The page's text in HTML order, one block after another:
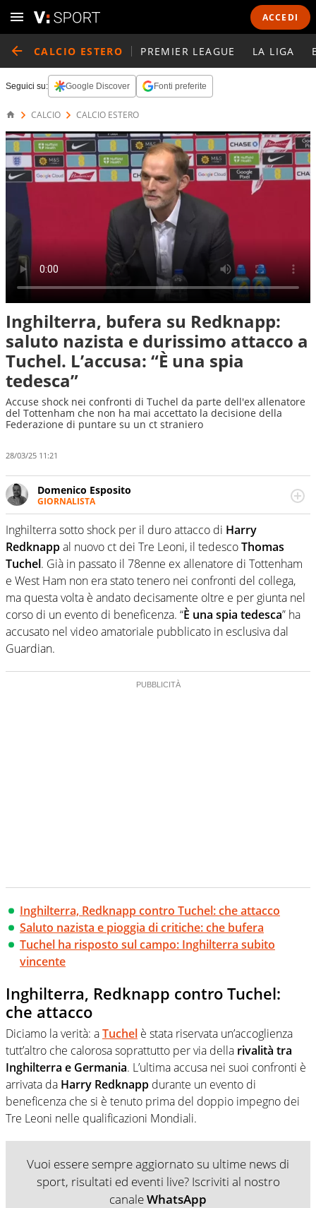
ACCEDI
CALCIO ESTERO PREMIER LEAGUE LA LIGA
Seguici su: Google Discover Fonti preferite
CALCIO CALCIO ESTERO
Inghilterra, bufera su Redknapp:
saluto nazista e durissimo attacco a
Tuchel. L’accusa: “È una spia
tedesca”
Accuse shock nei confronti di Tuchel da parte dell'ex allenatore
del Tottenham che non ha mai accettato la decisione della
Federazione di puntare su un ct straniero
28/03/25 11:21
Domenico Esposito
GIORNALISTA
Da vent’anni in campo e sul campo per vivere ogni evento
in tutte le sue sfaccettature. Passione smisurata per il
calcio e per la sfera di cuoio. Il pallone è una cosa
serissima, guai a dirgli di no
Inghilterra sotto shock per il duro attacco di Harry
Redknappal nuovo ct dei Tre Leoni, il tedescoThomas
Tuchel. Già in passato il 78enne ex allenatore di Tottenham
e West Ham non era stato tenero nei confronti del collega,
ma questa volta è andato decisamente oltre e per giunta nel
corso di un evento di beneficenza. “È una spia tedesca” ha
accusato nel video amatoriale pubblicato in esclusiva dal
Guardian.
Inghilterra, Redknapp contro Tuchel: che attacco
Saluto nazista e pioggia di critiche: che bufera
Tuchel ha risposto sul campo: Inghilterra subito
vincente
Inghilterra, Redknapp contro Tuchel:
che attacco
Diciamo la verità: aTuchel è stata riservata un’accoglienza
tutt’altro che calorosa soprattutto per via della rivalità tra
Inghilterra e Germania. L’ultima accusa nei suoi confronti è
arrivata da Harry Redknapp durante un evento di
beneficenza che si è tenuto prima del doppio impegno dei
Tre Leoni nelle qualificazioni Mondiali.
Vuoi essere sempre aggiornato su ultime news di
sport, risultati ed eventi live? Iscriviti al nostro
canaleWhatsApp